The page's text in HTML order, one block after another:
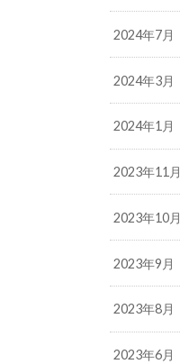
2024年7月
2024年3月
2024年1月
2023年11月
2023年10月
2023年9月
2023年8月
2023年6月